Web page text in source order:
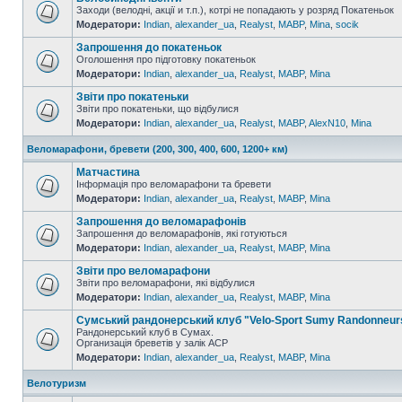
Заходи (велодні, акції и т.п.), котрі не попадають у розряд Покатеньок
Модератори: Indian alexander_ua Realyst MABP, Mina socik
Запрошення до покатеньок
Оголошення про підготовку покатеньок
Модератори: Indian alexander_ua Realyst MABP, Mina
Звіти про покатеньки
Звіти про покатеньки, що відбулися
Модератори: Indian alexander_ua Realyst MABP, AlexN10 Mina
Веломарафони, бревети (200, 300, 400, 600, 1200+ км)
Матчастина
Інформація про веломарафони та бревети
Модератори: Indian alexander_ua Realyst MABP, Mina
Запрошення до веломарафонів
Запрошення до веломарафонів, які готуються
Модератори: Indian alexander_ua Realyst MABP, Mina
Звіти про веломарафони
Звіти про веломарафони, які відбулися
Модератори: Indian alexander_ua Realyst MABP, Mina
Сумський рандонерський клуб "Velo-Sport Sumy
Рандонерський клуб в Сумах.
Организація бреветів у залік АСР
Модератори: Indian alexander_ua Realyst MABP, Mina
Велотуризм